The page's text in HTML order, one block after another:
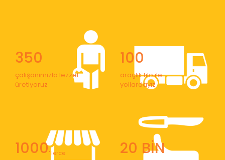
350
çalışanımızla lezzet
üretiyoruz
100
araçlık filo ile
yollardayız
1000' lerce 20 BİN